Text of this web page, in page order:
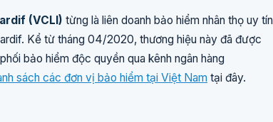
(VCLI) từng là liên doanh bảo hiểm nhân thọ uy tín
Kể từ tháng 04/2020, thương hiệu này đã được
bảo hiểm độc quyền qua kênh ngân hàng
sách các đơn vị bảo hiểm tại Việt Nam tại đây.